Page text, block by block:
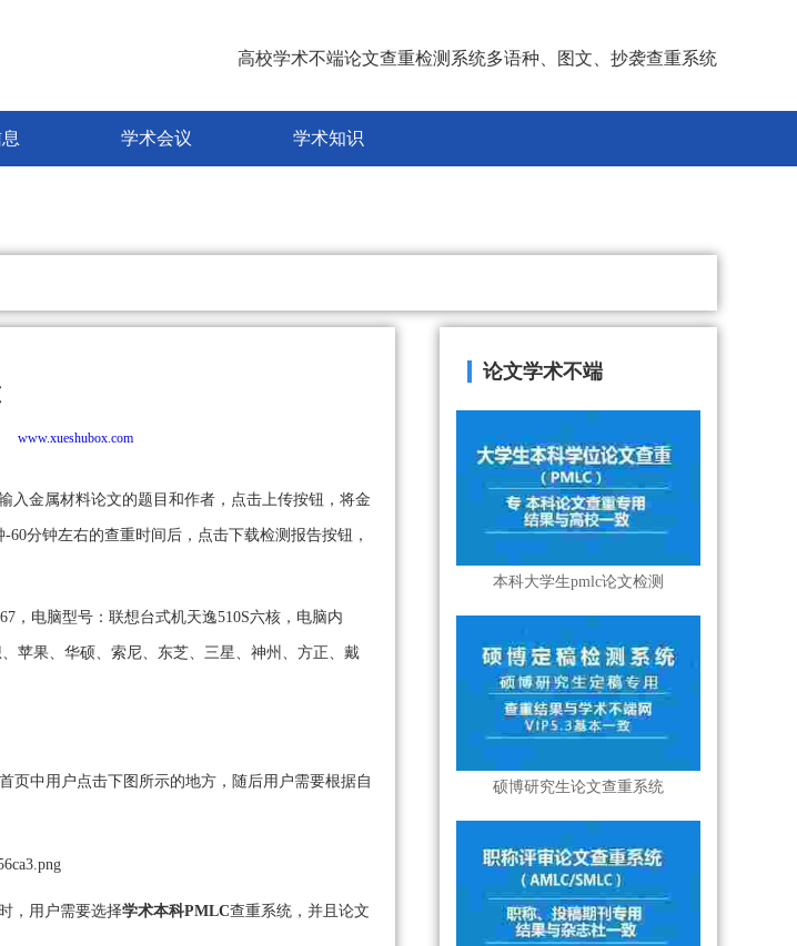
高校学术不端论文查重检测系统多语种、图文、抄袭查重系统
学术会议 学术知识
www.xueshubox.com
入金属材料论文的题目和作者，点击上传按钮，将金
分钟左右的查重时间后，点击下载检测报告按钮，
，电脑型号：联想台式机天逸510S六核，电脑内
苹果、华硕、索尼、东芝、三星、神州、方正、戴
页中用户点击下图所示的地方，随后用户需要根据自
，用户需要选择学术本科PMLC查重系统，并且论文
论文学术不端
本科大学生pmlc论文检测
硕博研究生论文查重系统